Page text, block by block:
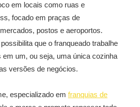
em locais como ruas e
focado em praças de
postos e aeroportos.
que o franqueado trabalhe
em um, ou seja, uma única cozinha
versões de negócios.
especializado em franquias de